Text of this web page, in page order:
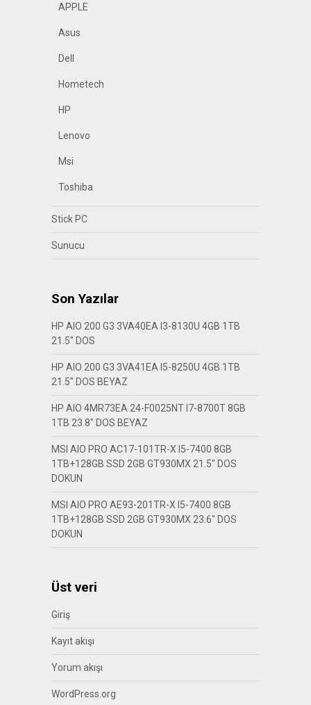
APPLE
Asus
Dell
Hometech
HP
Lenovo
Msi
Toshiba
Stick PC
Sunucu
Son Yazılar
HP AIO 200 G3 3VA40EA I3-8130U 4GB 1TB
21.5″ DOS
HP AIO 200 G3 3VA41EA I5-8250U 4GB 1TB
21.5″ DOS BEYAZ
HP AIO 4MR73EA 24-F0025NT I7-8700T 8GB
1TB 23.8″ DOS BEYAZ
MSI AIO PRO AC17-101TR-X I5-7400 8GB
1TB+128GB SSD 2GB GT930MX 21.5″ DOS
DOKUN
MSI AIO PRO AE93-201TR-X I5-7400 8GB
1TB+128GB SSD 2GB GT930MX 23.6″ DOS
DOKUN
Üst veri
Giriş
Kayıt akışı
Yorum akışı
WordPress.org